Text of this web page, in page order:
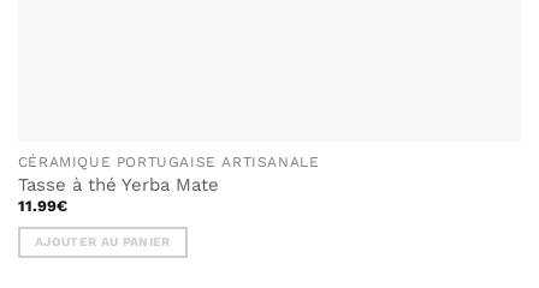
CÉRAMIQUE PORTUGAISE ARTISANALE
Tasse à thé Yerba Mate
11.99€
AJOUTER AU PANIER